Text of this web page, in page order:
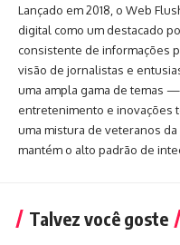
Lançado em 2018, o Web
digital como um destacado
consistente de informações
visão de jornalistas e
uma ampla gama de temas
entretenimento e inovações
uma mistura de veteranos
mantém o alto padrão de
Talvez você goste